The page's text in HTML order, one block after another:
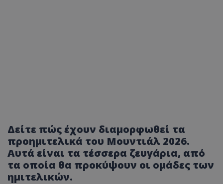
Δείτε πώς έχουν διαμορφωθεί τα
προημιτελικά του Μουντιάλ 2026.
Αυτά είναι τα τέσσερα ζευγάρια, από
τα οποία θα προκύψουν οι ομάδες των
ημιτελικών.